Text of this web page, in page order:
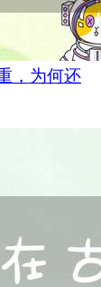
，为何还